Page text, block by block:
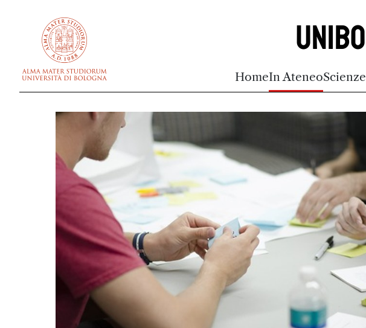
Unibo
HomeIn AteneoScienze